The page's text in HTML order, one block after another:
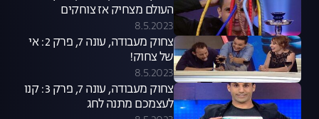
העולם מצחיק אז צוחקים
8.5.2023
צחוק מעבודה, עונה 7, פרק 2: אי
של צחוק!
8.5.2023
צחוק מעבודה, עונה 7, פרק 3: קנו
לעצמכם מתנה לחג